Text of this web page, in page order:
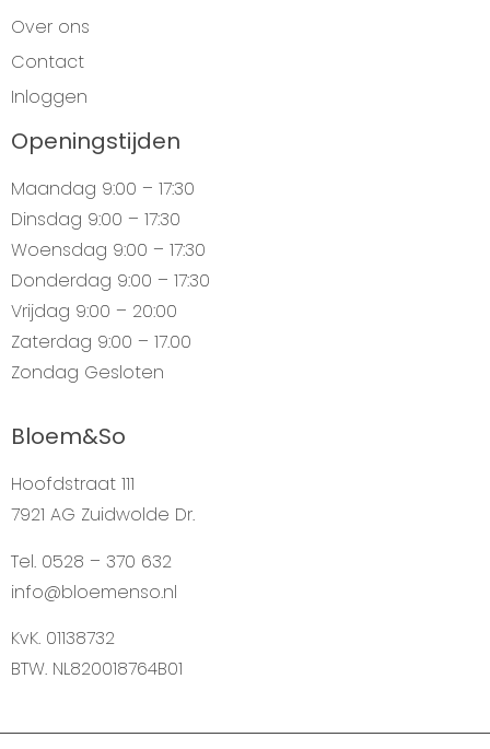
Over ons
Contact
Inloggen
Openingstijden
Maandag 9:00 – 17:30
Dinsdag 9:00 – 17:30
Woensdag 9:00 – 17:30
Donderdag 9:00 – 17:30
Vrijdag 9:00 – 20:00
Zaterdag 9:00 – 17.00
Zondag Gesloten
Bloem&So
Hoofdstraat 111
7921 AG Zuidwolde Dr.
Tel. 0528 – 370 632
info@bloemenso.nl
KvK. 01138732
BTW. NL820018764B01